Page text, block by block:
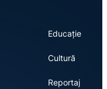
Educație
Cultură
Reportaj